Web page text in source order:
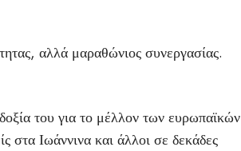
αλλά μαραθώνιος συνεργασίας.
του για το μέλλον των ευρωπαϊκών
Ιωάννινα και άλλοι σε δεκάδες